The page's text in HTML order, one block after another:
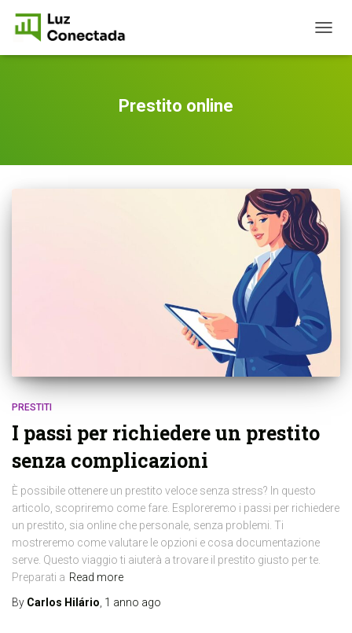
Prestito online
PRESTITI
I passi per richiedere un prestito
senza complicazioni
È possibile ottenere un prestito veloce senza stress? In questo
articolo, scopriremo come fare. Esploreremo i passi per richiedere
un prestito, sia online che personale, senza problemi. Ti
mostreremo come valutare le opzioni e cosa documentazione
serve. Questo viaggio ti aiuterà a trovare il prestito giusto per te.
Preparati a Read more
By Carlos Hilário 1 anno ago